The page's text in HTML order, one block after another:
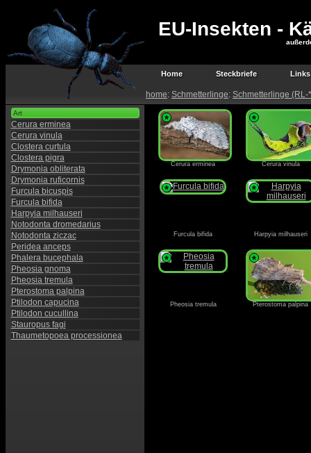
EU-Insekten -
Home Steckbriefe Links
home: Schmetterlinge: Schmetterlinge (RL-
Art
Cerura erminea
Cerura vinula
Clostera curtula
Clostera pigra
Drymonia obliterata
Drymonia ruficornis
Furcula bicuspis
Furcula bifida
Harpyia milhauseri
Notodonta dromedarius
Notodonta ziczac
Peridea anceps
Phalera bucephala
Pheosia gnoma
Pheosia tremula
Pterostoma palpina
Ptilodon capucina
Ptilodon cucullina
Stauropus fagi
Thaumetopoea processionea
*
Cerura erminea
*
Cerura vinula
*
Furcula bifida
*
Harpyia milhauseri
*
Pheosia tremula
*
Pterostoma palpina